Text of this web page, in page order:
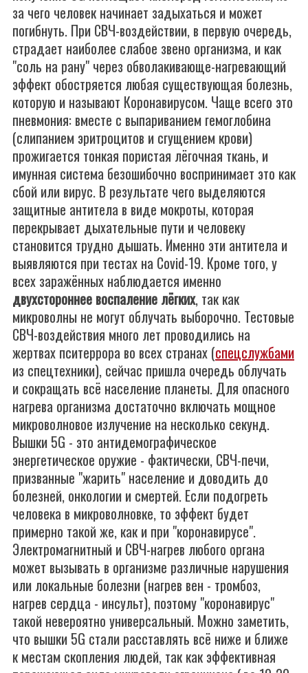
за чего человек начинает задыхаться и может
погибнуть. При СВЧ-воздействии, в первую очередь,
страдает наиболее слабое звено организма, и как
"соль на рану" через обволакивающе-нагревающий
эффект обостряется любая существующая болезнь,
которую и называют Коронавирусом. Чаще всего это
пневмония: вместе с выпариванием гемоглобина
(слипанием эритроцитов и сгущением крови)
прожигается тонкая пористая лёгочная ткань, и
имунная система безошибочно воспринимает это как
сбой или вирус. В результате чего выделяются
защитные антитела в виде мокроты, которая
перекрывает дыхательные пути и человеку
становится трудно дышать. Именно эти антитела и
выявляются при тестах на Covid-19. Кроме того, у
всех заражённых наблюдается именно
двухстороннее воспаление лёгких, так как
микроволны не могут облучать выборочно. Тестовые
СВЧ-воздействия много лет проводились на
жертвах пситеррора во всех странах (спецслужбами
из спецтехники), сейчас пришла очередь облучать
и сокращать всё население планеты. Для опасного
нагрева организма достаточно включать мощное
микроволновое излучение на несколько секунд.
Вышки 5G - это антидемографическое
энергетическое оружие - фактически, СВЧ-печи,
призванные "жарить" население и доводить до
болезней, онкологии и смертей. Если подогреть
человека в микроволновке, то эффект будет
примерно такой же, как и при "коронавирусе".
Электромагнитный и СВЧ-нагрев любого органа
может вызывать в организме различные нарушения
или локальные болезни (нагрев вен - тромбоз,
нагрев сердца - инсульт), поэтому "коронавирус"
такой невероятно универсальный. Можно заметить,
что вышки 5G стали расставлять всё ниже и ближе
к местам скопления людей, так как эффективная